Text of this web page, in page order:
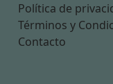
Política de
Términos y
Contacto